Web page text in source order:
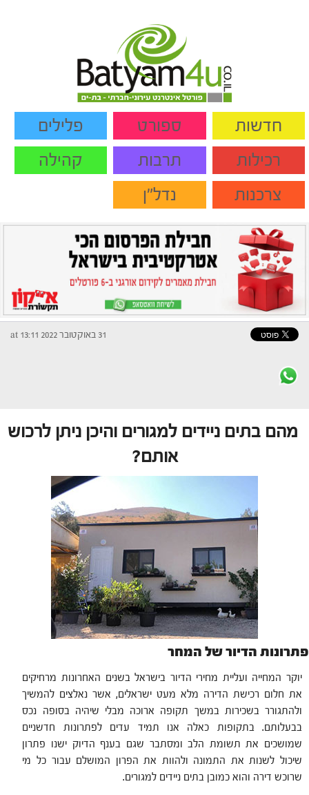
חדשות ספורט
פלילים
רכילות
תרבות
קהילה
צרכנות
נדל"ן
31 באוקטובר 2022 at 13:11
מהם בתים ניידים למגורים והיכן ניתן לרכוש
אותם?
פתרונות הדיור של המחר
יוקר המחייה ועליית מחירי הדיור בישראל בשנים האחרונות מרחיקים
את חלום רכישת הדירה מלא מעט ישראלים, אשר נאלצים להמשיך
ולהתגורר בשכירות במשך תקופה ארוכה מבלי שיהיה בסופה נכס
בבעלותם. בתקופות כאלה אנו תמיד עדים לפתרונות חדשניים
שמושכים את תשומת הלב ומסתבר שגם בענף הדיוק ישנו פתרון
שיכול לשנות את התמונה ולהוות את הפרון המושלם עבור כל מי
שרוכש דירה והוא כמובן בתים ניידים למגורים.